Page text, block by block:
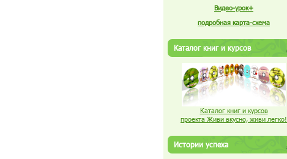
Видео-урок+
подробная карта-схема
Каталог книг и курсов
Каталог книг и курсов
проекта Живи вкусно, живи легко!
Истории успеха